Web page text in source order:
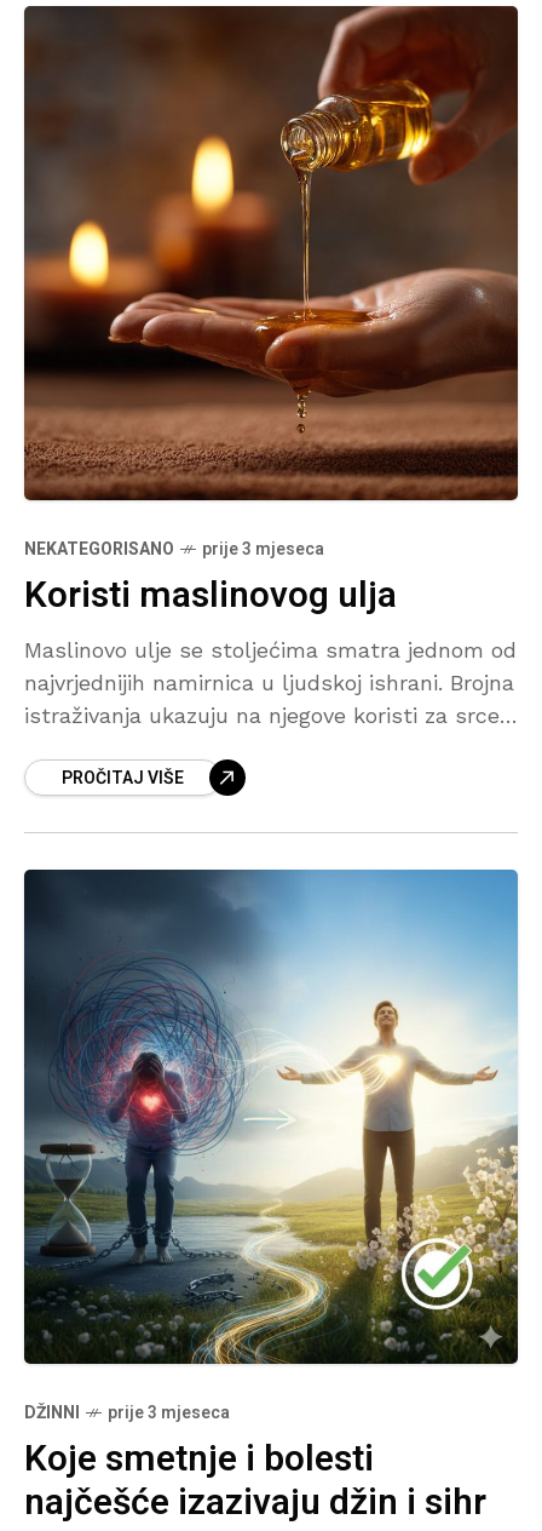
utjecaju nemorala i važnosti odgoja djece u
skladu sa islamskim vrijednostima.
NEKATEGORISANO prije 3 mjeseca
Koristi maslinovog ulja
Maslinovo ulje se stoljećima smatra jednom od
najvrjednijih namirnica u ljudskoj ishrani. Brojna
istraživanja ukazuju na njegove koristi za srce,
vrijednost spominje i u Kur’anu. U ovom tekstu
čovjeka.
PROČITAJ VIŠE
DŽINNI prije 3 mjeseca
Koje smetnje i bolesti
najčešće izazivaju džin i sihr